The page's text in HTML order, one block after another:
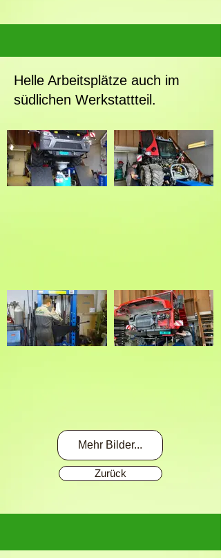
Helle Arbeitsplätze auch im
südlichen Werkstattteil.
Mehr Bilder...
Zurück